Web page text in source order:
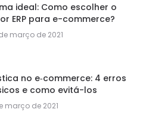
ideal: Como escolher o
ERP para e-commerce?
março de 2021
no e‑commerce: 4 erros
e como evitá-los
março de 2021